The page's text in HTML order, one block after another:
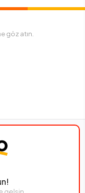
göz atın.